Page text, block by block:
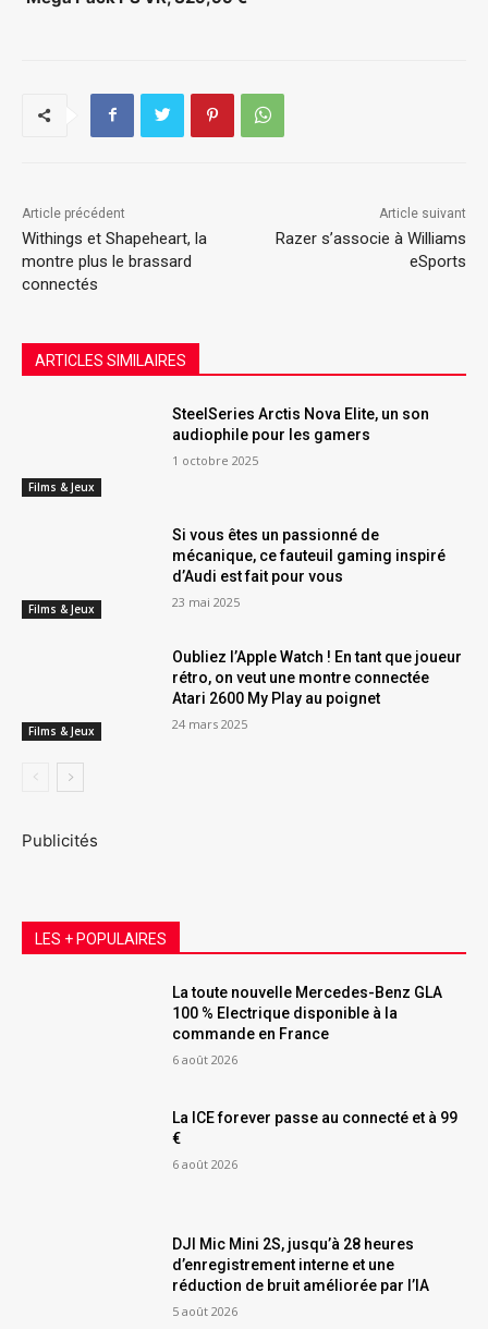
Article précédent
Withings et Shapeheart, la
montre plus le brassard
connectés
Article suivant
Razer s’associe à Williams
eSports
ARTICLES SIMILAIRES
Films & Jeux
SteelSeries Arctis Nova Elite, un son
audiophile pour les gamers
1 octobre 2025
Films & Jeux
Si vous êtes un passionné de
mécanique, ce fauteuil gaming inspiré
d’Audi est fait pour vous
23 mai 2025
Films & Jeux
Oubliez l’Apple Watch ! En tant que joueur
rétro, on veut une montre connectée
Atari 2600 My Play au poignet
24 mars 2025
Publicités
LES + POPULAIRES
La toute nouvelle Mercedes-Benz GLA
100 % Electrique disponible à la
commande en France
6 août 2026
La ICE forever passe au connecté et à 99
€
6 août 2026
DJI Mic Mini 2S, jusqu’à 28 heures
d’enregistrement interne et une
réduction de bruit améliorée par l’IA
5 août 2026